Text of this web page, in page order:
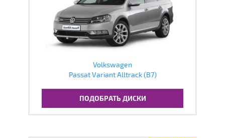
Volkswagen
Passat Variant Alltrack (B7)
ПОДОБРАТЬ ДИСКИ